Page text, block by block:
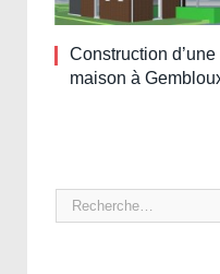
Construction d’une
maison à